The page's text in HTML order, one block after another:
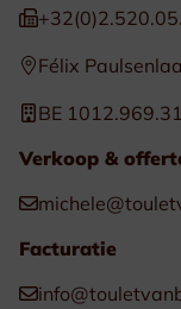
Félix
BE
Verkoop &
Facturatie